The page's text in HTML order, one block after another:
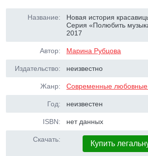
Название:
Новая история
Серия «Полюбить
2017
Автор: Марина Рубцова
Издательство: неизвестно
Жанр: Современные
Год: неизвестен
ISBN: нет данных
Скачать: Купить